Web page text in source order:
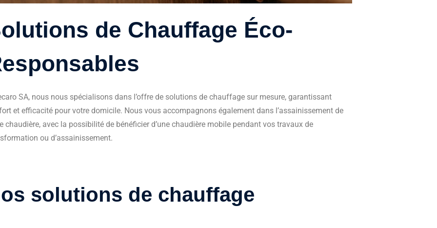
de Chauffage Éco-
SA, nous nous spécialisons dans l’offre de solutions de chauffage sur mesure, garantissant
et efficacité pour votre domicile. Nous vous accompagnons également dans l’assainissement de
chaudière, avec la possibilité de bénéficier d’une chaudière mobile pendant vos travaux de
ou d’assainissement.
solutions de chauffage